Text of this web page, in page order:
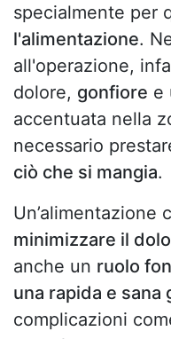
specialmente per
l'alimentazione.
all'operazione,
dolore, gonfiore e
accentuata nella
necessario
ciò che si mangia.
Un’alimentazione
minimizzare il
anche un ruolo
una rapida e sana
complicazioni